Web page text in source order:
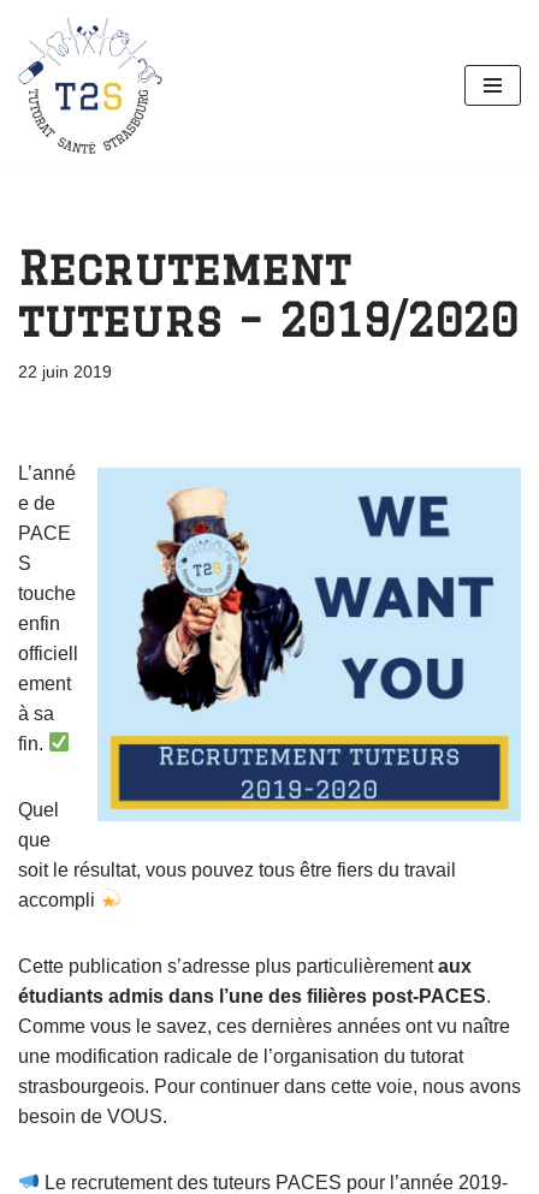
Aller
au
contenu
Recrutement
tuteurs – 2019/2020
22 juin 2019
L’anné
e de
PACE
S
touche
enfin
officiell
ement
à sa
fin.
Quel
que
soit le résultat, vous pouvez tous être fiers du travail
accompli
Cette publication s’adresse plus particulièrementaux
étudiants admis dans l’une des filières post-PACES.
Comme vous le savez, ces dernières années ont vu naître
une modification radicale de l’organisation du tutorat
strasbourgeois. Pour continuer dans cette voie, nous avons
besoin de VOUS.
Le recrutement des tuteurs PACES pour l’année 2019-